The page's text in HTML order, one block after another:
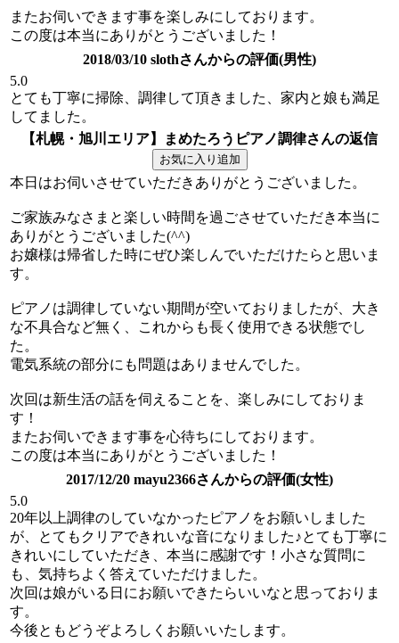
またお伺いできます事を楽しみにしております。
この度は本当にありがとうございました！
2018/03/10 slothさんからの評価(男性)
5.0
とても丁寧に掃除、調律して頂きました、家内と娘も満足
してました。
【札幌・旭川エリア】まめたろうピアノ調律さんの返信
本日はお伺いさせていただきありがとうございました。
ご家族みなさまと楽しい時間を過ごさせていただき本当に
ありがとうございました(^^)
お嬢様は帰省した時にぜひ楽しんでいただけたらと思いま
す。
ピアノは調律していない期間が空いておりましたが、大き
な不具合など無く、これからも長く使用できる状態でし
た。
電気系統の部分にも問題はありませんでした。
次回は新生活の話を伺えることを、楽しみにしておりま
す！
またお伺いできます事を心待ちにしております。
この度は本当にありがとうございました！
2017/12/20 mayu2366さんからの評価(女性)
5.0
20年以上調律のしていなかったピアノをお願いしました
が、とてもクリアできれいな音になりました♪とても丁寧に
きれいにしていただき、本当に感謝です！小さな質問に
も、気持ちよく答えていただけました。
次回は娘がいる日にお願いできたらいいなと思っておりま
す。
今後ともどうぞよろしくお願いいたします。